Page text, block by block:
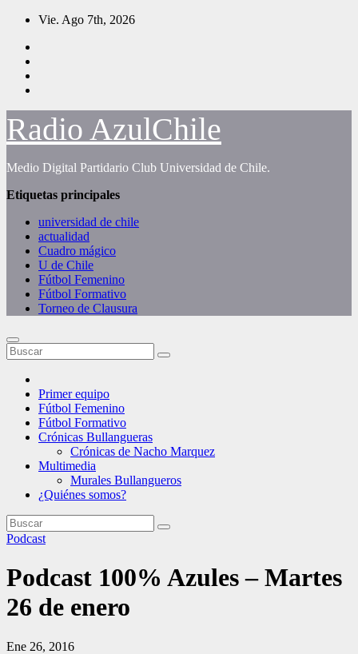
Saltar
contenido
Vie. Ago 7th, 2026
Radio AzulChile
Medio Digital Partidario Club Universidad de Chile.
Etiquetas principales
universidad de chile
actualidad
Cuadro mágico
U de Chile
Fútbol Femenino
Fútbol Formativo
Torneo de Clausura
Primer equipo
Fútbol Femenino
Fútbol Formativo
Crónicas Bullangueras
Crónicas de Nacho Marquez
Multimedia
Murales Bullangueros
¿Quiénes somos?
Podcast
Podcast 100% Azules – Martes
26 de enero
Ene 26, 2016